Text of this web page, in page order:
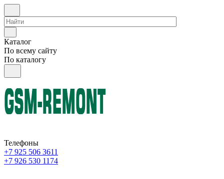
Каталог
По всему сайту
По каталогу
Телефоны
+7 925 506 3611
+7 926 530 1174